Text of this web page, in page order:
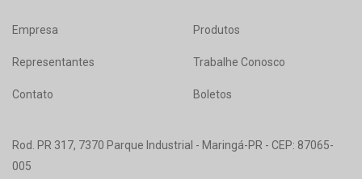
Empresa Produtos
Representantes Trabalhe Conosco
Contato Boletos
Rod. PR 317, 7370 Parque Industrial - Maringá-PR - CEP: 87065-
005